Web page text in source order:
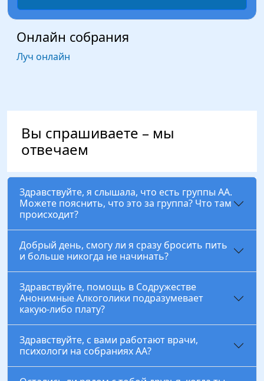
Онлайн собрания
Луч онлайн
Вы спрашиваете – мы
отвечаем
Здравствуйте, я слышала, что есть группы АА.
Можете пояснить, что это за группа? Что там
происходит?
Добрый день, смогу ли я сразу бросить пить
и больше никогда не начинать?
Здравствуйте, помощь в Содружестве
Анонимные Алкоголики подразумевает
какую-либо плату?
Здравствуйте, с вами работают врачи,
психологи на собраниях АА?